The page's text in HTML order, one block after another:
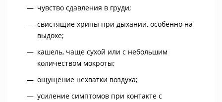
чувство сдавления в груди;
свистящие хрипы при дыхании, особенно на
выдохе;
кашель, чаще сухой или с небольшим
количеством мокроты;
ощущение нехватки воздуха;
усиление симптомов при контакте с